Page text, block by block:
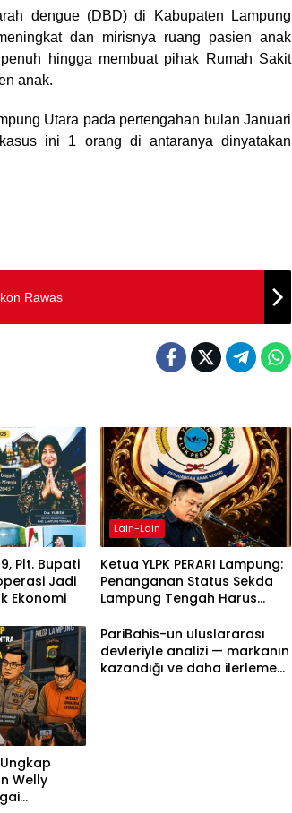
dengue (DBD) di Kabupaten Lampung
dan mirisnya ruang pasien anak
hingga membuat pihak Rumah Sakit
anak.
Utara pada pertengahan bulan Januari
ini 1 orang di antaranya dinyatakan
Rawas
Plt. Bupati
Jadi
Ekonomi
Lain-Lain
Ketua YLPK PERARI Lampung:
Penanganan Status Sekda
Lampung Tengah Harus
Tekanan Opini
Welly
PariBahis-un uluslararası
devleriyle analizi — markanın
kazandığı ve daha ilerlemesi